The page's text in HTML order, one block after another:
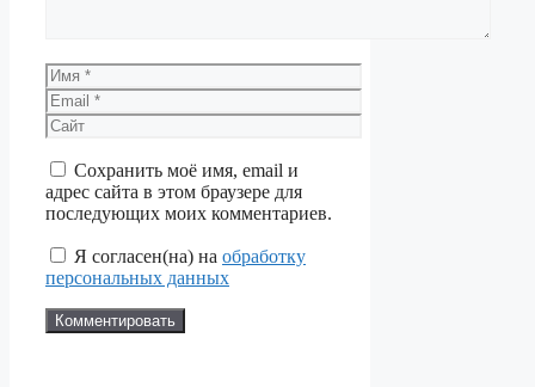
Имя
Email
Сайт
Сохранить моё имя, email и
адрес сайта в этом браузере для
последующих моих комментариев.
Я согласен(на) на обработку
персональных данных